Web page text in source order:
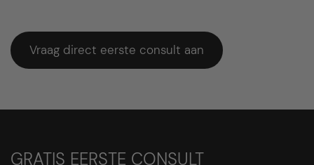
Vraag direct eerste consult aan
GRATIS EERSTE CONSULT